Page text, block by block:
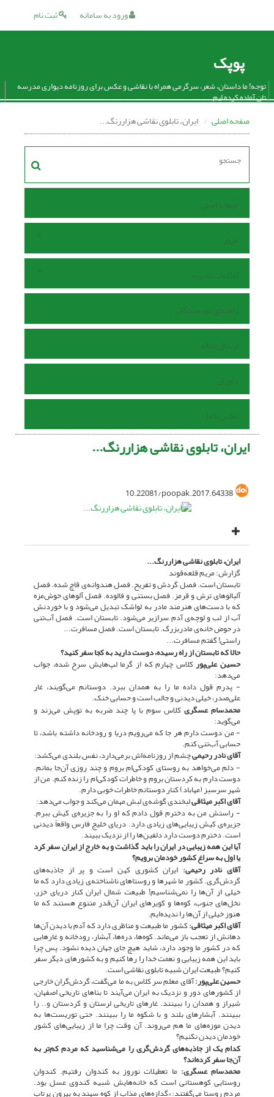
ثبت نام ورود به سامانه
پوپک
توجه! ما داستان، شعر، سرگرمی همراه با نقاشی و عکس برای روزنامه دیواری مدرسه
تان آماده کرده ایم.
صفحه اصلی ایران، تابلوی نقاشی هزاررنگ...
صفحه اصلی
مرور
اطلاعات نشریه
راهنمای نویسندگان
ارسال مقاله
داوران
تماس با ما
ایران، تابلوی نقاشی هزاررنگ...
10.22081/poopak.2017.64338
ایران، تابلوی نقاشی هزاررنگ...
گزارش: مریم قلعه‌قوند
تابستان است. فصل گردش و تفریح. فصل هندوانه‌ی قاچ شده. فصل
آلبالوهای ترش و قرمز. فصل بستنی و فالوده. فصل آلوهای خوش‌مزه
که با دست‌های هنرمند مادر به لواشک تبدیل می‌شود و با خوردنش
آب از لب و لوچه‌ی آدم سرازیر می‌شود. تابستان است. فصل آب‌تنی
در حوض خانه‌ی مادربزرگ. تابستان است. فصل مسافرت...
راستی! گفتم مسافرت...
حالا که تابستان از راه رسیده، دوست دارید به کجا سفر کنید؟
حسین علی‌پورکلاس چهارم که از گرما لپ‌هایش سرخ شده، جواب
می‌دهد:
- پدرم قول داده ما را به همدان ببرد. دوستانم می‌گویند، غار
علی‌صدر، خیلی دیدنی و جالب است و حسابی خنک.
محمدسام عسگری کلاس سوم با پا چند ضربه به توپش می‌زند و
می‌گوید:
- من دوست دارم هر جا که می‌رویم دریا و رودخانه داشته باشد، تا
حسابی آب‌تنی کنم.
آقای نادر رحیمیچشم از روزنامه‌اش برمی‌دارد، نفس بلندی می‌کشد:
- دلم می‌خواهد به روستای کودکی‌ام بروم و چند روزی آن‌جا بمانم.
دوست دارم به کردستان بروم و خاطرات کودکی‌ام را زنده کنم. من از
شهر سرسبز (مهاباد) کنار دوستانم خاطرات خوبی دارم.
آقای اکبر میثاقیلبخندی گوشه‌ی لبش مهمان می‌کند و جواب می‌دهد:
- راستش من به دخترم قول دادم که او را به جزیره‌ی کیش ببرم.
جزیره‌ی کیش زیبایی‌های زیادی دارد. دریای خلیج فارس واقعاً دیدنی
است. دخترم دوست دارد دلفین‌ها را از نزدیک ببیند.
آیا این همه زیبایی در ایران را باید گذاشت و به خارج از ایران سفر کرد
یا اول به سراغ کشور خودمان برویم؟
آقای نادر رحیمی: ایران کشوری کهن است و پر از جاذبه‌های
گردش‌گری. کشور ما شهرها و روستاهای ناشناخته‌ی زیادی دارد که ما
خیلی از آن‌ها را نمی‌شناسیم! طبیعت شمال ایران کنار دریای خزر،
نخل‌های جنوب، کوه‌ها و کویرهای ایران آن‌قدر متنوع هستند که ما
هنوز خیلی از آن‌ها را ندیده‌ایم.
آقای اکبر میثاقی:کشور ما طبیعت و مناظری دارد که آدم با دیدن آن‌ها
دهانش از تعجب باز می‌ماند. کوه‌ها، دره‌ها، آبشار، رودخانه و غارهایی
که در کشور ما وجود دارد، شاید هیچ جای جهان دیده نشود. پس چرا
باید این همه زیبایی و نعمت خدا را رها کنیم و به کشورهای دیگر سفر
کنیم؟ طبیعت ایران شبیه تابلوی نقاشی است.
حسین علی‌پور:آقای معلم سر کلاس به ما می‌گفت، گردش‌گران خارجی
از کشورهای دور و نزدیک به ایران می‌آیند تا بناهای تاریخی اصفهان،
شیراز و همدان را ببینند. غارهای تاریخی لرستان و کردستان و.. را
ببینند. آبشارهای بلند و با شکوه ما را ببینند. حتی توریست‌ها به
دیدن موزه‌های ما هم می‌روند. آن وقت چرا ما از زیبایی‌های کشور
خودمان دیدن نکنیم؟
کدام یک از جاذبه‌های گردش‌گری را می‌شناسید که مردم کم‌تر به
آن‌جا سفر کرده‌اند؟
محمدسام عسگری: ما تعطیلات نوروز به کندوان رفتیم. کندوان
روستایی کوهستانی است که خانه‌هایش شبیه کندوی عسل بود.
مردم روستا می‌گفتند: «گدازه‌های مذاب از کوه سهند به بیرون پرتاب